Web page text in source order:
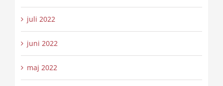
juli 2022
juni 2022
maj 2022